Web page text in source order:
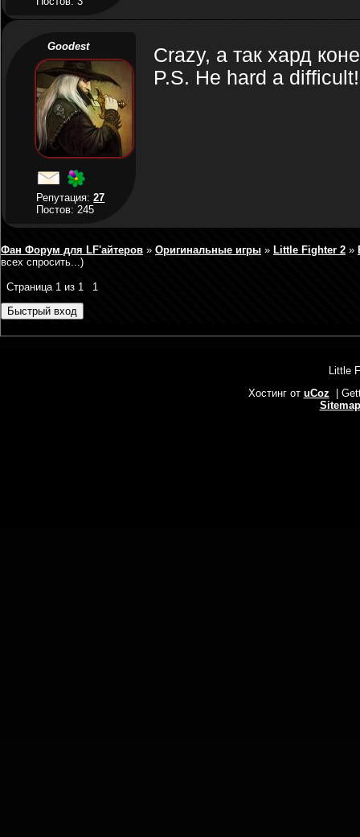
Goodest
Репутация:27
Постов: 245
Crazy, а так хард
P.S. Не hard a difficult!
Фан Форум для LF'айтеров » Оригинальные игры » Little Fighter 2 »
всех спросить...)
Страница 1 из 1 1
Little
Хостинг от uCoz
|